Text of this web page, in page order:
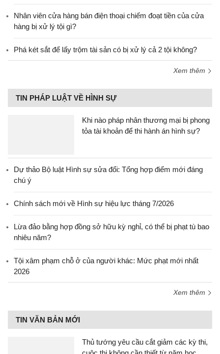
Nhân viên cửa hàng bán điện thoại chiếm đoạt tiền của cửa
hàng bị xử lý tội gì?
Phá két sắt để lấy trộm tài sản có bị xử lý cả 2 tội không?
Xem thêm
TIN PHÁP LUẬT VỀ HÌNH SỰ
Khi nào pháp nhân thương mại bị phong
tỏa tài khoản để thi hành án hình sự?
Dự thảo Bộ luật Hình sự sửa đổi: Tổng hợp điểm mới đáng
chú ý
Chính sách mới về Hình sự hiệu lực tháng 7/2026
Lừa đảo bằng hợp đồng sở hữu kỳ nghỉ, có thể bị phạt tù bao
nhiêu năm?
Tội xâm phạm chỗ ở của người khác: Mức phạt mới nhất
2026
Xem thêm
TIN VĂN BẢN MỚI
Thủ tướng yêu cầu cắt giảm các kỳ thi,